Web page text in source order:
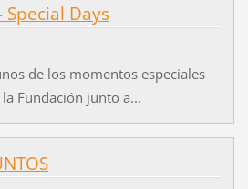
Special Days
de los momentos especiales
Fundación junto a...